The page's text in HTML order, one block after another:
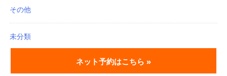
その他
未分類
ネット予約はこちら »